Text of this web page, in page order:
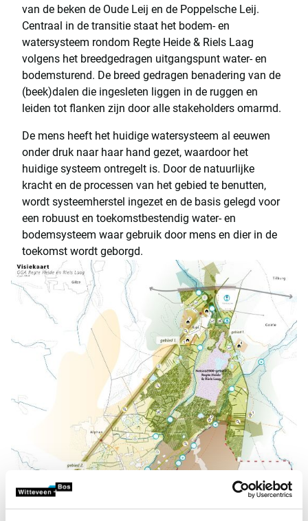
van de beken de Oude Leij en de Poppelsche Leij.
Centraal in de transitie staat het bodem- en
watersysteem rondom Regte Heide & Riels Laag
volgens het breedgedragen uitgangspunt water- en
bodemsturend. De breed gedragen benadering van de
(beek)dalen die ingesleten liggen in de ruggen en
leiden tot flanken zijn door alle stakeholders omarmd.
De mens heeft het huidige watersysteem al eeuwen
onder druk naar haar hand gezet, waardoor het
huidige systeem ontregelt is. Door de natuurlijke
kracht en de processen van het gebied te benutten,
wordt systeemherstel ingezet en de basis gelegd voor
een robuust en toekomstbestendig water- en
bodemsysteem waar gebruik door mens en dier in de
toekomst wordt geborgd.